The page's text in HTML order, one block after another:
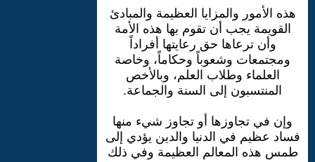
هذه الأمور والمزايا العظيمة والمبادئ
القويمة يجب أن تقوم بها هذه الأمة
وأن ترعاها حق رعايتها أفراداً
ومجتمعات وشعوباً وحكاماً، وخاصة
العلماء وطلاب العلم، وبالأخص
المنتسبون إلى السنة والجماعة.
وإن في تجاوزها أو تجاوز شيء منها
فساد عظيم في الدنيا والدين يؤدي إلى
طمس هذه المعالم العظيمة وفي ذلك